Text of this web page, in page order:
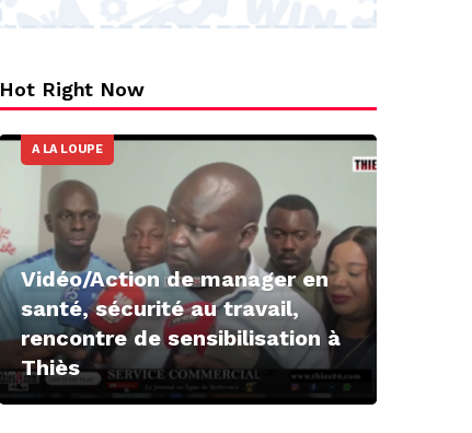
Hot Right Now
A LA LOUPE
Vidéo/Action de manager en
santé, sécurité au travail,
rencontre de sensibilisation à
Thiès